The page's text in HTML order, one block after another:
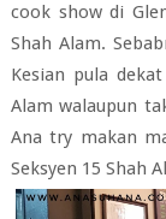
cook show di
Shah Alam.
Kesian pula
Alam walaupun
Ana try makan
Seksyen 15 Shah